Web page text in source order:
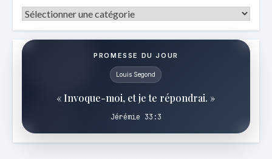
Catégories
PROMESSE DU JOUR
Louis Segond
« Invoque-moi, et je te répondrai. »
Jérémie 33:3